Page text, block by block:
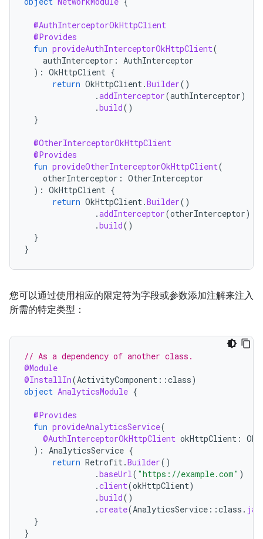
@AuthInterceptorOkHttpClient
@Provides
fun provideAuthInterceptorOkHttpClient(
authInterceptor : AuthInterceptor
): OkHttpClient {
return OkHttpClient.Builder()
.addInterceptor(authInterceptor)
.build()
}
@OtherInterceptorOkHttpClient
@Provides
fun provideOtherInterceptorOkHttpClient(
otherInterceptor : OtherInterceptor
): OkHttpClient {
return OkHttpClient.Builder()
.addInterceptor(otherInterceptor)
.build()
}
}
您可以通过使用相应的限定符为字段或参数添加注解来注入
所需的特定类型：
// As a dependency of another class.
@Module
@InstallIn(ActivityComponent ::class)
object AnalyticsModule {
@Provides
fun provideAnalyticsService(
@AuthInterceptorOkHttpClient okHttpClient :
): AnalyticsService {
return Retrofit.Builder()
.baseUrl( "https://example.com" )
.client(okHttpClient)
.build()
.create(AnalyticsService ::class .
}
}